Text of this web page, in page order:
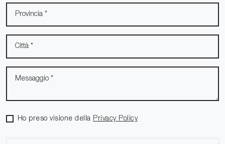
Ho preso visione della Privacy Policy